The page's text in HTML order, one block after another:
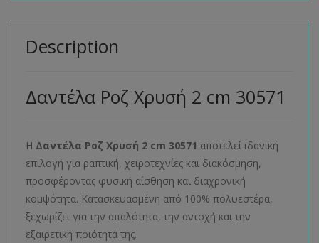
Description
Δαντέλα Ροζ Χρυσή 2 cm 30571
Η Δαντέλα Ροζ Χρυσή 2 cm 30571 αποτελεί ιδανική
επιλογή για ραπτική, χειροτεχνίες και διακόσμηση,
προσφέροντας φυσική αίσθηση και διαχρονική
κομψότητα. Κατασκευασμένη από 100% πολυεστέρα,
ξεχωρίζει για την απαλότητα, την αντοχή και την
εξαιρετική ποιότητά της.